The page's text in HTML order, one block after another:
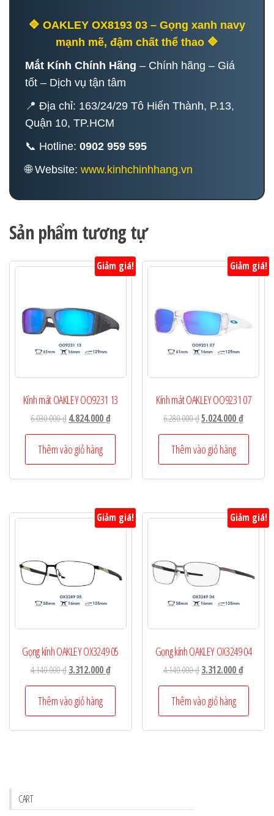
🔷 OAKLEY OX8193 03 – Gọng xanh navy
mạnh mẽ, đậm chất thể thao 🔷
Mắt Kính Chính Hãng – Chính hãng – Giá
tốt – Dịch vụ tận tâm
📍 Địa chỉ: 163/24/29 Tô Hiến Thành, P.13,
Quận 10, TP.HCM
📞 Hotline: 0902 959 595
🌐 Website: www.kinhchinhhang.vn
Sản phẩm tương tự
Giảm giá!
Kính mát OAKLEY OO9231 13
6.030.000₫Giá
gốc
là:
6.030.000 ₫.
4.824.000₫Giá
hiện
là:
4.824.000 ₫.
Thêm vào giỏ hàng
Giảm giá!
Kính mát OAKLEY OO9231 07
6.280.000₫Giá
gốc
là:
6.280.000 ₫.
5.024.000₫Giá
hiện
là:
Thêm vào giỏ hàng
Giảm giá!
Gọng kính OAKLEY OX3249 05
4.140.000₫Giá
gốc
là:
4.140.000 ₫.
3.312.000₫Giá
hiện
là:
3.312.000 ₫.
Thêm vào giỏ hàng
Giảm giá!
Gọng kính OAKLEY OX3249 04
4.140.000₫Giá
gốc
là:
4.140.000 ₫.
3.312.000₫Giá
hiện
là:
Thêm vào giỏ hàng
CART